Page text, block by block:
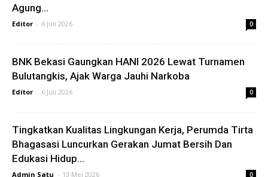
Agung...
Editor - 6 Juli 2026 0
BNK Bekasi Gaungkan HANI 2026 Lewat Turnamen
Bulutangkis, Ajak Warga Jauhi Narkoba
Editor - 6 Juli 2026 0
Tingkatkan Kualitas Lingkungan Kerja, Perumda Tirta
Bhagasasi Luncurkan Gerakan Jumat Bersih Dan
Edukasi Hidup...
Admin Satu - 13 Mei 2026 0